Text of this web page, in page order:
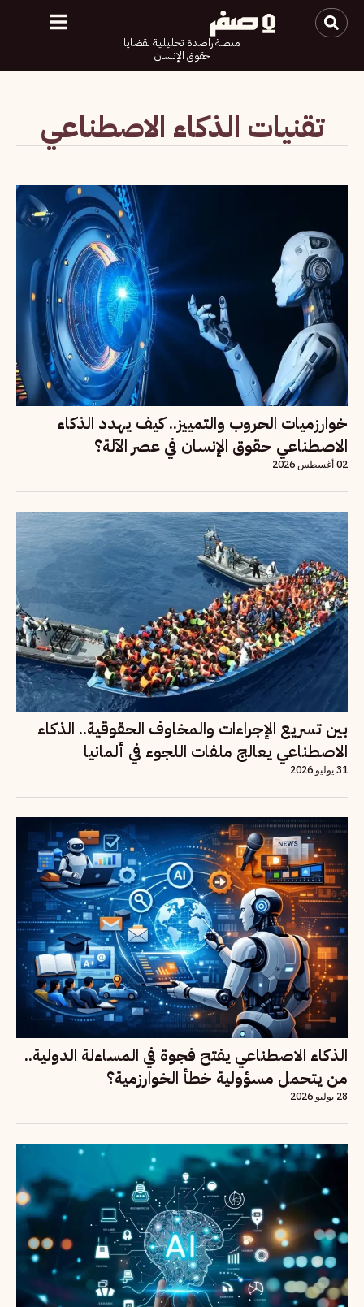
منصة راصدة تحليلية لقضايا
حقوق الإنسان
تقنيات الذكاء الاصطناعي
خوارزميات الحروب والتمييز.. كيف يهدد الذكاء
الاصطناعي حقوق الإنسان في عصر الآلة؟
02 أغسطس 2026
بين تسريع الإجراءات والمخاوف الحقوقية.. الذكاء
الاصطناعي يعالج ملفات اللجوء في ألمانيا
31 يوليو 2026
الذكاء الاصطناعي يفتح فجوة في المساءلة الدولية..
من يتحمل مسؤولية خطأ الخوارزمية؟
28 يوليو 2026